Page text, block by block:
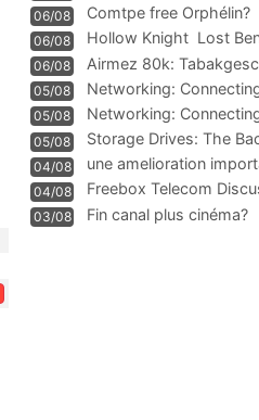
06/08 Comtpe free Orphélin?
06/08 Hollow Knight  Lost
06/08
Airmez 80k:
Technologie und
05/08 Networking:
05/08
Networking:
Information
05/08
Storage Drives: The
Management
04/08
une amelioration
WIFI
04/08
Freebox Telecom
Communi
03/08 Fin canal plus cinéma?